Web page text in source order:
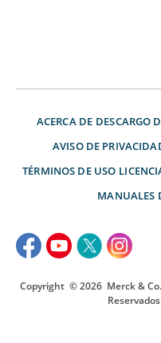
ACERCA DE DESCARGO
AVISO DE
TÉRMINOS DE USO
MANUALES
Copyright © 2026 Merck &